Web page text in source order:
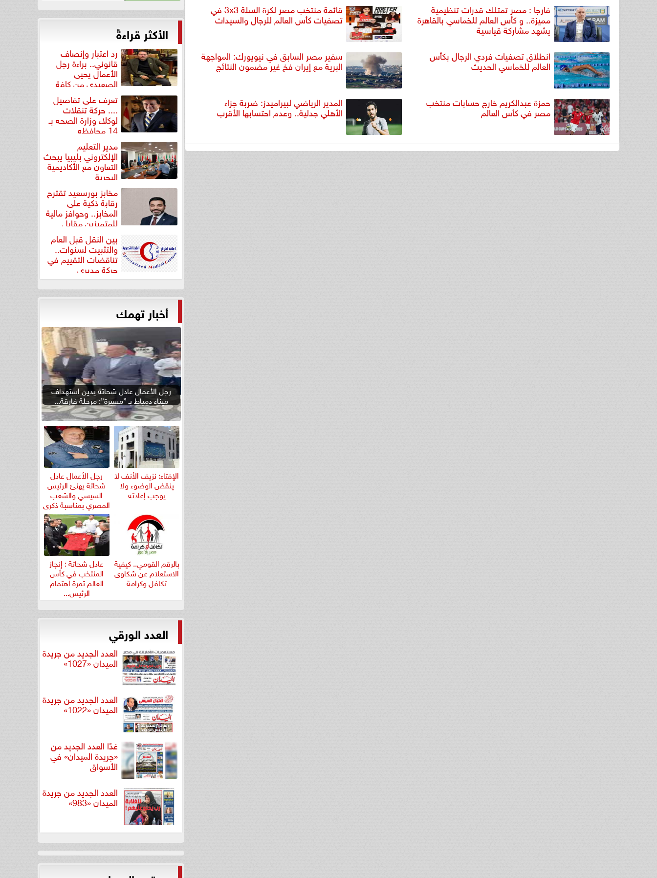
فارجا : مصر تمتلك قدرات تنظيمية
مميزة.. و كأس العالم للخماسي بالقاهرة
يشهد مشاركة قياسية
قائمة منتخب مصر لكرة السلة 3x3 في
تصفيات كأس العالم للرجال والسيدات
انطلاق تصفيات فردي الرجال بكأس
العالم للخماسي الحديث
سفير مصر السابق في نيويورك: المواجهة
البرية مع إيران فخ غير مضمون النتائج
حمزة عبدالكريم خارج حسابات منتخب
مصر في كأس العالم
المدير الرياضي لبيراميدز: ضربة جزاء
الأهلي جدلية.. وعدم احتسابها الأقرب
الأكثر قراءةً
رد اعتبار وإنصاف
قانوني.. براءة رجل
الأعمال يحيى
الصعيدي من كافة
التهم... تعرف على تفاصيل
.... حركة تنقلات
لوكلاء وزارة الصحه بـ
14 محافظه
مدير التعليم
الإلكتروني بليبيا يبحث
التعاون مع الأكاديمية
البحرية
مخابز بورسعيد تقترح
رقابة ذكية على
المخابز.. وحوافز مالية
للمتميزين مقابل
بين النقل قبل العام
والتثبيت لسنوات..
تناقضات التقييم في
حركة مديري
”مستشفيات...
أخبار تهمك
رجل الأعمال عادل شحاتة يدين استهداف
ميناء دمياط بـ ”مسيرة”: مرحلة فارقة...
الإفتاء: نزيف الأنف لا
ينقض الوضوء ولا
يوجب إعادته
رجل الأعمال عادل
شحاتة يهنئ الرئيس
السيسي والشعب
المصري بمناسبة ذكرى
ثورة...
بالرقم القومي.. كيفية
الاستعلام عن شكاوى
تكافل وكرامة
عادل شحاتة : إنجاز
المنتخب في كأس
العالم ثمرة اهتمام
الرئيس...
العدد الورقي
العدد الجديد من جريدة
الميدان «1027»
العدد الجديد من جريدة
الميدان «1022»
غدًا العدد الجديد من
«جريدة الميدان» في
الأسواق
العدد الجديد من جريدة
الميدان «983»